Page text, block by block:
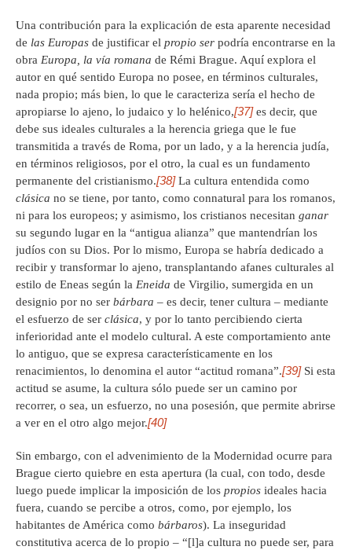
Una contribución para la explicación de esta aparente necesidad
de las Europas de justificar el propio ser podría encontrarse en la
obra Europa, la vía romana de Rémi Brague. Aquí explora el
autor en qué sentido Europa no posee, en términos culturales,
nada propio; más bien, lo que le caracteriza sería el hecho de
apropiarse lo ajeno, lo judaico y lo helénico,[37]es decir, que
debe sus ideales culturales a la herencia griega que le fue
transmitida a través de Roma, por un lado, y a la herencia judía,
en términos religiosos, por el otro, la cual es un fundamento
permanente del cristianismo.[38]La cultura entendida como
clásica no se tiene, por tanto, como connatural para los romanos,
ni para los europeos; y asimismo, los cristianos necesitan ganar
su segundo lugar en la “antigua alianza” que mantendrían los
judíos con su Dios. Por lo mismo, Europa se habría dedicado a
recibir y transformar lo ajeno, transplantando afanes culturales al
estilo de Eneas según la Eneida de Virgilio, sumergida en un
designio por no ser bárbara – es decir, tener cultura – mediante
el esfuerzo de ser clásica, y por lo tanto percibiendo cierta
inferioridad ante el modelo cultural. A este comportamiento ante
lo antiguo, que se expresa característicamente en los
renacimientos, lo denomina el autor “actitud romana”.[39]Si esta
actitud se asume, la cultura sólo puede ser un camino por
recorrer, o sea, un esfuerzo, no una posesión, que permite abrirse
a ver en el otro algo mejor.[40]
Sin embargo, con el advenimiento de la Modernidad ocurre para
Brague cierto quiebre en esta apertura (la cual, con todo, desde
luego puede implicar la imposición de los propios ideales hacia
fuera, cuando se percibe a otros, como, por ejemplo, los
habitantes de América como bárbaros). La inseguridad
constitutiva acerca de lo propio – “[l]a cultura no puede ser, para